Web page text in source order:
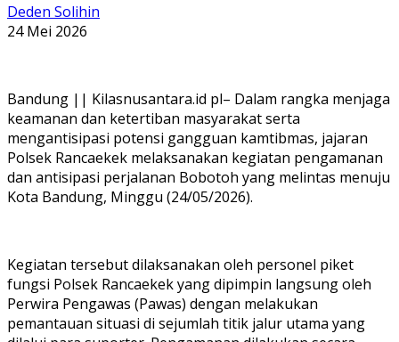
Deden Solihin
24 Mei 2026
Bandung || Kilasnusantara.id pl– Dalam rangka menjaga
keamanan dan ketertiban masyarakat serta
mengantisipasi potensi gangguan kamtibmas, jajaran
Polsek Rancaekek melaksanakan kegiatan pengamanan
dan antisipasi perjalanan Bobotoh yang melintas menuju
Kota Bandung, Minggu (24/05/2026).
Kegiatan tersebut dilaksanakan oleh personel piket
fungsi Polsek Rancaekek yang dipimpin langsung oleh
Perwira Pengawas (Pawas) dengan melakukan
pemantauan situasi di sejumlah titik jalur utama yang